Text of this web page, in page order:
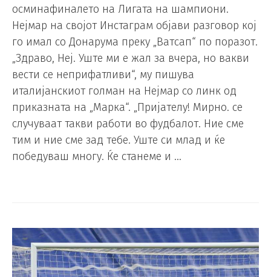
осминафиналето на Лигата на шампиони.
Нејмар на својот Инстаграм објави разговор кој
го имал со Донарума преку „Ватсап“ по поразот.
„Здраво, Неј. Уште ми е жал за вчера, но вакви
вести се неприфатливи“, му пишува
италијанскиот голман на Нејмар со линк од
приказната на „Марка“. „Пријателу! Мирно. се
случуваат такви работи во фудбалот. Ние сме
тим и ние сме зад тебе. Уште си млад и ќе
победуваш многу. Ќе станеме и …